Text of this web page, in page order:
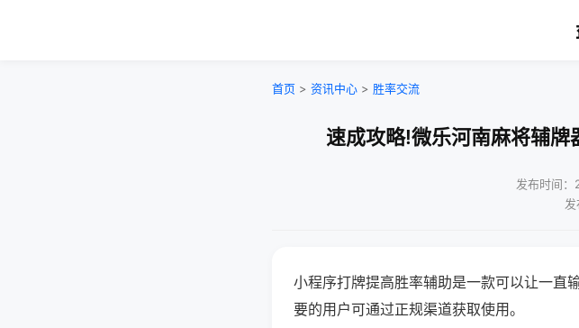
首页 > 资讯中心 > 胜率交流
速成攻略!微乐河南麻将辅
发布时间
小程序打牌提高胜率辅助是一款可以让一直
要的用户可通过正规渠道获取使用。